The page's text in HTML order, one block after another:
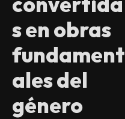
s en obras
fundament
ales del
género